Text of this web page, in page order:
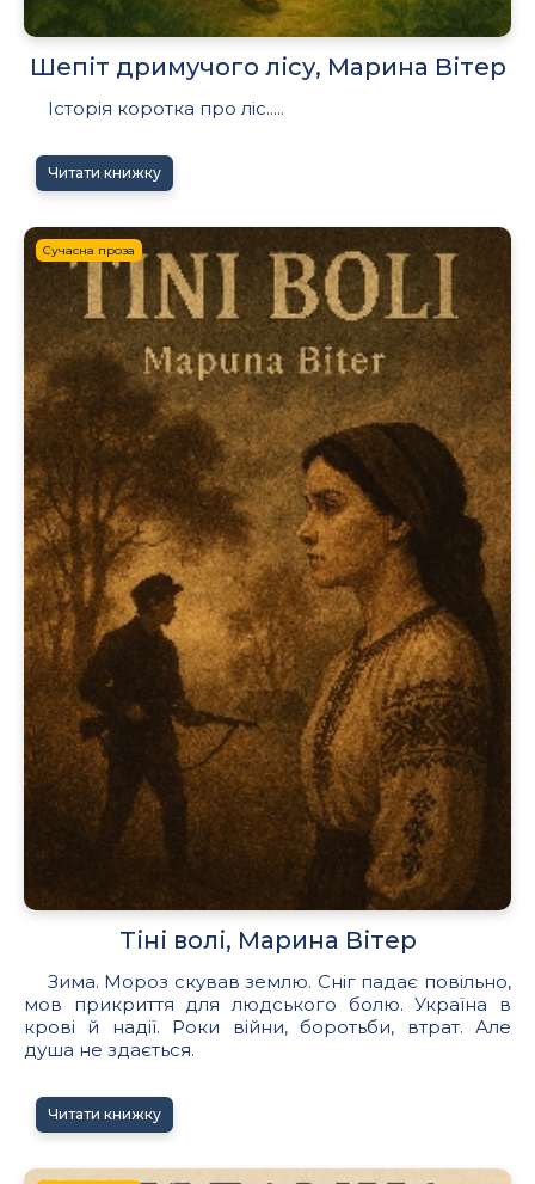
Шепіт дримучого лісу, Марина Вітер
Історія коротка про ліс.....
Читати книжку
Сучасна проза
Тіні волі, Марина Вітер
Зима. Мороз скував землю. Сніг падає повільно,
мов прикриття для людського болю. Україна в
крові й надії. Роки війни, боротьби, втрат. Але
душа не здається.
Читати книжку